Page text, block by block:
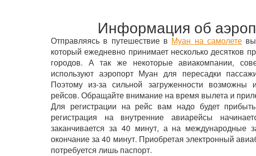
Информация об
Отправляясь в путешествие в Муан на самолетевы
который ежедневно принимает несколько десятков
городов. А так же некоторые авиакомпании,
используют аэропорт Муан для пересадки
Поэтому из-за сильной загруженности возможны
рейсов. Обращайте внимание на время вылета и
Для регистрации на рейс вам надо будет
регистрация на внутренние авиарейсы
заканчивается за 40 минут, а на международные
окончание за 40 минут. Приобретая электронный
потребуется лишь паспорт.